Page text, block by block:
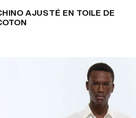
AJUSTÉ EN TOILE DE